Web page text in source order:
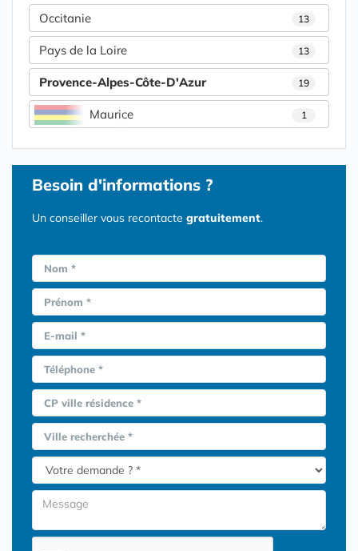
Occitanie 13
Pays de la Loire 13
Provence-Alpes-Côte-D'Azur 19
Maurice 1
Besoin d'informations ?
Un conseiller vous recontacte gratuitement.
Nom *
Prénom *
E-mail *
Téléphone *
CP ville résidence *
Ville recherchée *